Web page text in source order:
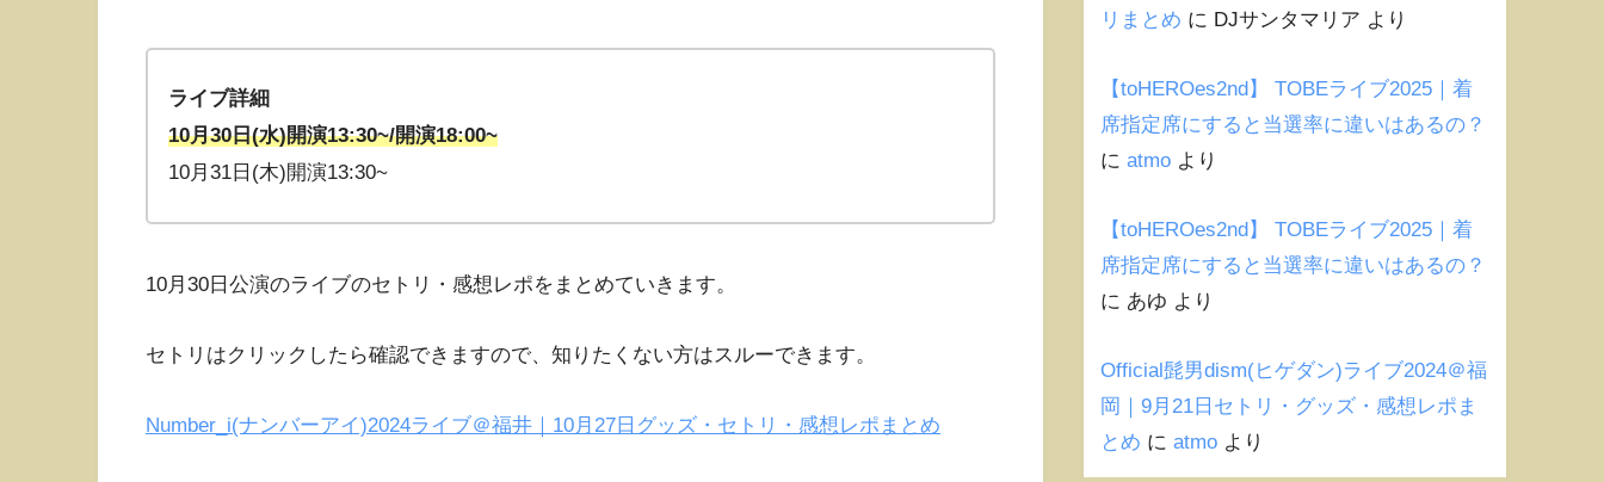
ライブ詳細
10月30日(水)開演13:30~/開演18:00~
10月31日(木)開演13:30~
10月30日公演のライブのセトリ・感想レポをまとめていきます。
セトリはクリックしたら確認できますので、知りたくない方はスルーできます。
Number_i(ナンバーアイ)2024ライブ＠福井｜10月27日グッズ・セトリ・感想レポまとめ
リまとめ に DJサンタマリア より
【toHEROes2nd】 TOBEライブ2025｜着
席指定席にすると当選率に違いはあるの？
に atmo より
【toHEROes2nd】 TOBEライブ2025｜着
席指定席にすると当選率に違いはあるの？
に あゆ より
Official髭男dism(ヒゲダン)ライブ2024＠福
岡｜9月21日セトリ・グッズ・感想レポま
とめ に atmo より